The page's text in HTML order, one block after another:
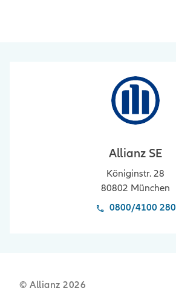
Allianz SE
Königinstr. 28
80802 München
0800/4100 280
© Allianz 2026